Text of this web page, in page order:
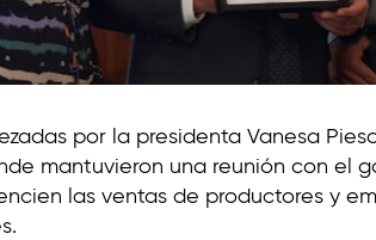
por la presidenta Vanesa
mantuvieron una reunión con el
las ventas de productores y